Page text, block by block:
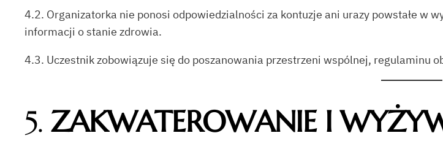
4.2. Organizatorka nie ponosi odpowiedzialności za kontuzje ani urazy powstałe w
informacji o stanie zdrowia.
4.3. Uczestnik zobowiązuje się do poszanowania przestrzeni wspólnej, regulaminu
5.ZAKWATEROWANIE I